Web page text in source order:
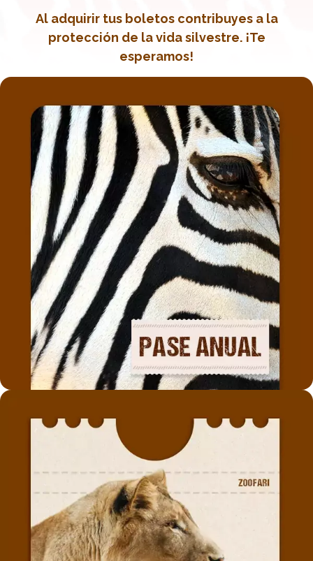
Al adquirir tus boletos contribuyes a la
protección de la vida silvestre. ¡Te
esperamos!